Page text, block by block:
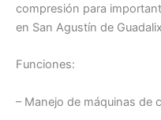
compresión para
en San Agustín de
Funciones:
– Manejo de máquinas de